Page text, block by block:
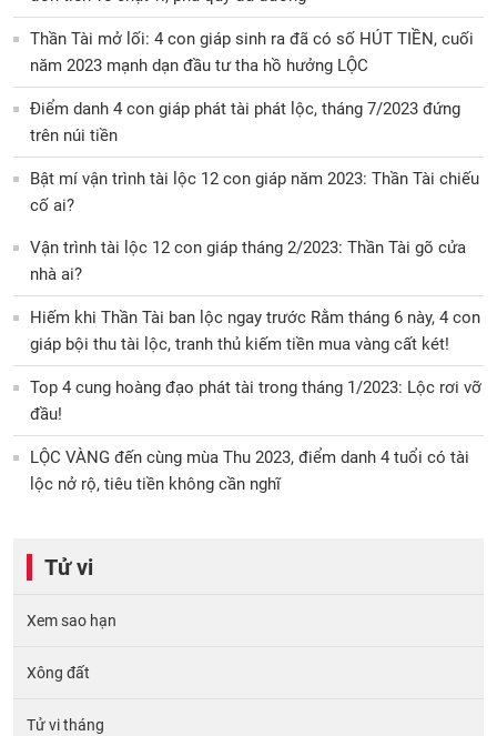
Thần Tài mở lối: 4 con giáp sinh ra đã có số HÚT TIỀN, cuối
năm 2023 mạnh dạn đầu tư tha hồ hưởng LỘC
Điểm danh 4 con giáp phát tài phát lộc, tháng 7/2023 đứng
trên núi tiền
Bật mí vận trình tài lộc 12 con giáp năm 2023: Thần Tài chiếu
cố ai?
Vận trình tài lộc 12 con giáp tháng 2/2023: Thần Tài gõ cửa
nhà ai?
Hiếm khi Thần Tài ban lộc ngay trước Rằm tháng 6 này, 4 con
giáp bội thu tài lộc, tranh thủ kiếm tiền mua vàng cất két!
Top 4 cung hoàng đạo phát tài trong tháng 1/2023: Lộc rơi vỡ
đầu!
LỘC VÀNG đến cùng mùa Thu 2023, điểm danh 4 tuổi có tài
lộc nở rộ, tiêu tiền không cần nghĩ
Tử vi
Xem sao hạn
Xông đất
Tử vi tháng